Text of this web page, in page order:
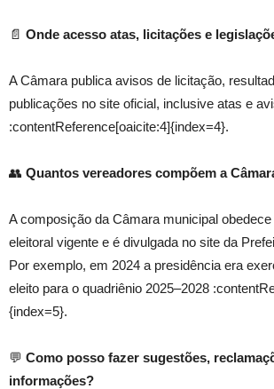
📄 Onde acesso atas, licitações e
A Câmara publica avisos de licitação,
publicações no site oficial, inclusive atas e
:contentReference[oaicite:4]{index=4}.
👥 Quantos vereadores compõem a
A composição da Câmara municipal
eleitoral vigente e é divulgada no site da
Por exemplo, em 2024 a presidência era
eleito para o quadriênio 2025–2028
{index=5}.
💬 Como posso fazer sugestões,
informações?